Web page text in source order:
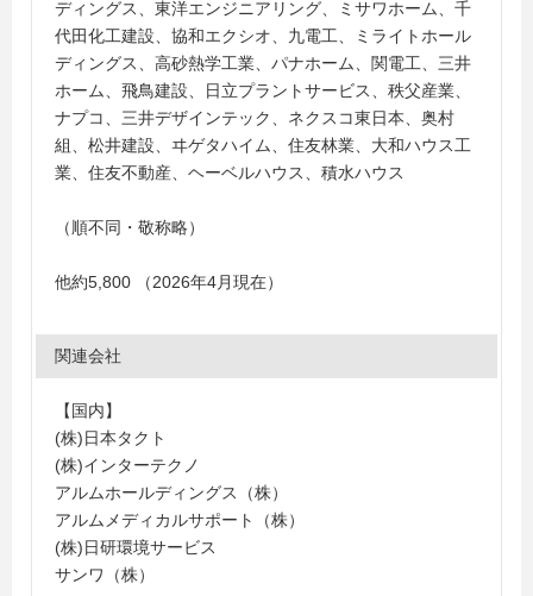
ディングス、東洋エンジニアリング、ミサワホーム、千
代田化工建設、協和エクシオ、九電工、ミライトホール
ディングス、高砂熱学工業、パナホーム、関電工、三井
ホーム、飛鳥建設、日立プラントサービス、秩父産業、
ナプコ、三井デザインテック、ネクスコ東日本、奥村
組、松井建設、ヰゲタハイム、住友林業、大和ハウス工
業、住友不動産、ヘーベルハウス、積水ハウス
（順不同・敬称略）
他約5,800 （2026年4月現在）
関連会社
【国内】
(株)日本タクト
(株)インターテクノ
アルムホールディングス（株）
アルムメディカルサポート（株）
(株)日研環境サービス
サンワ（株）